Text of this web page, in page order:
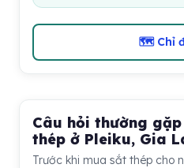
🗺 Chỉ
Câu hỏi thường
thép ở Pleiku, Gia
Trước khi mua sắt thép cho